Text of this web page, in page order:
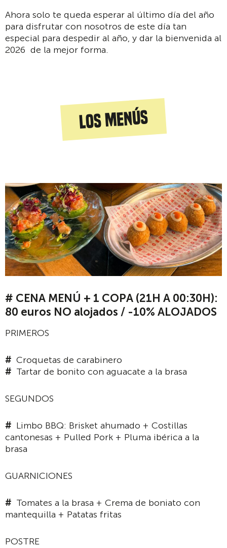
Ahora solo te queda esperar al último día del año
para disfrutar con nosotros de este día tan
especial para despedir al año, y dar la bienvenida al
2026 de la mejor forma.
Los menús
# CENA MENÚ + 1 COPA (21H A 00:30H):
80 euros NO alojados / -10% ALOJADOS
PRIMEROS
Croquetas de carabinero
Tartar de bonito con aguacate a la brasa
SEGUNDOS
Limbo BBQ: Brisket ahumado + Costillas
cantonesas + Pulled Pork + Pluma ibérica a la
brasa
GUARNICIONES
Tomates a la brasa + Crema de boniato con
mantequilla + Patatas fritas
POSTRE